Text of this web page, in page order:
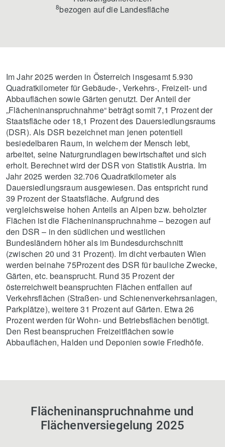
8bezogen auf die Landesfläche
Im Jahr 2025 werden in Österreich insgesamt 5.930
Quadratkilometer für Gebäude-, Verkehrs-, Freizeit- und
Abbauflächen sowie Gärten genutzt. Der Anteil der
„Flächeninanspruchnahme“ beträgt somit 7,1 Prozent der
Staatsfläche oder 18,1 Prozent des Dauersiedlungsraums
(DSR). Als DSR bezeichnet man jenen potentiell
besiedelbaren Raum, in welchem der Mensch lebt,
arbeitet, seine Naturgrundlagen bewirtschaftet und sich
erholt. Berechnet wird der DSR von Statistik Austria. Im
Jahr 2025 werden 32.706 Quadratkilometer als
Dauersiedlungsraum ausgewiesen. Das entspricht rund
39 Prozent der Staatsfläche. Aufgrund des
vergleichsweise hohen Anteils an Alpen bzw. beholzter
Flächen ist die Flächeninanspruchnahme – bezogen auf
den DSR – in den südlichen und westlichen
Bundesländern höher als im Bundesdurchschnitt
(zwischen 20 und 31 Prozent). Im dicht verbauten Wien
werden beinahe 75Prozent des DSR für bauliche Zwecke,
Gärten, etc. beansprucht. Rund 35 Prozent der
österreichweit beanspruchten Flächen entfallen auf
Verkehrsflächen (Straßen- und Schienenverkehrsanlagen,
Parkplätze), weitere 31 Prozent auf Gärten. Etwa 26
Prozent werden für Wohn- und Betriebsflächen benötigt.
Den Rest beanspruchen Freizeitflächen sowie
Abbauflächen, Halden und Deponien sowie Friedhöfe.
Flächeninanspruchnahme und
Flächenversiegelung 2025